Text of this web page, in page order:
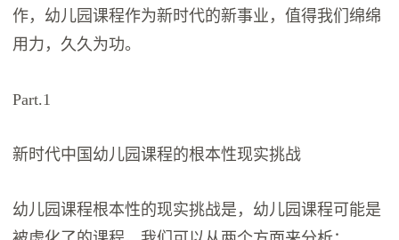
作，幼儿园课程作为新时代的新事业，值得我们绵绵
用力，久久为功。
Part.1
新时代中国幼儿园课程的根本性现实挑战
幼儿园课程根本性的现实挑战是，幼儿园课程可能是